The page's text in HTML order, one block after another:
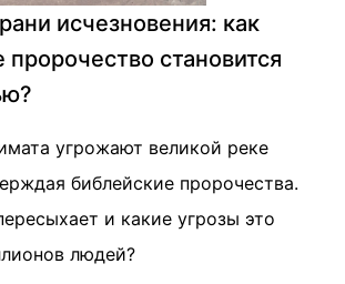
исчезновения: как
пророчество становится
угрожают великой реке
библейские пророчества.
и какие угрозы это
людей?